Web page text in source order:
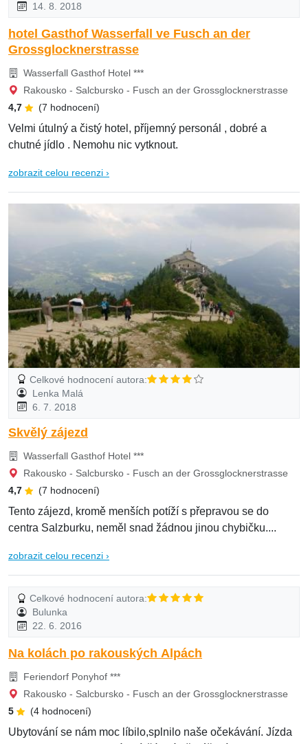
14. 8. 2018
hotel Gasthof Wasserfall ve Fusch an der
Grossglocknerstrasse
Wasserfall Gasthof Hotel ***
Rakousko - Salcbursko - Fusch an der Grossglocknerstrasse
4,7
(7 hodnocení)
Velmi útulný a čistý hotel, příjemný personál , dobré a
chutné jídlo . Nemohu nic vytknout.
zobrazit celou recenzi ›
Celkové hodnocení autora:
Lenka Malá
6. 7. 2018
Skvělý zájezd
Wasserfall Gasthof Hotel ***
Rakousko - Salcbursko - Fusch an der Grossglocknerstrasse
4,7
(7 hodnocení)
Tento zájezd, kromě menších potíží s přepravou se do
centra Salzburku, neměl snad žádnou jinou chybičku....
zobrazit celou recenzi ›
Celkové hodnocení autora:
Bulunka
22. 6. 2016
Na kolách po rakouských Alpách
Feriendorf Ponyhof ***
Rakousko - Salcbursko - Fusch an der Grossglocknerstrasse
5
(4 hodnocení)
Ubytování se nám moc líbilo,splnilo naše očekávání. Jízda